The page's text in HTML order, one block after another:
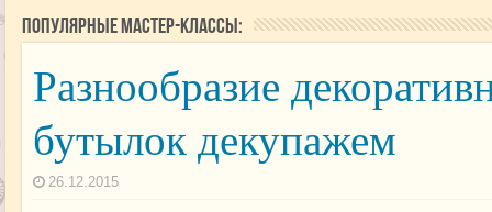
Популярные мастер-классы:
Разнообразие
бутылок декупажем
26.12.2015